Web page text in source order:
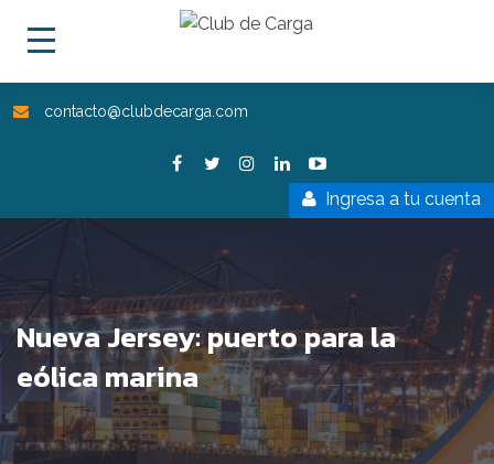
contacto@clubdecarga.com
Ingresa a tu cuenta
Nueva Jersey: puerto para la
eólica marina